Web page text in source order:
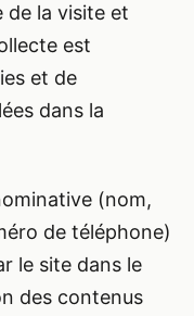
de la visite et
est
et de
dans la
(nom,
de téléphone)
le site dans le
des contenus